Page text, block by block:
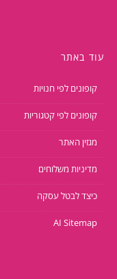
עוד באתר
קופונים לפי חנויות
קופונים לפי קטגוריות
מגזין האתר
מדיניות משלוחים
כיצד לבטל עסקה
AI Sitemap